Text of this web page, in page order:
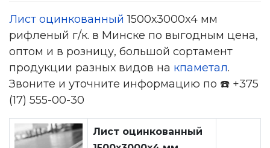
Лист оцинкованный 1500х3000х4 мм
рифленый г/к. в Минске по выгодным цена,
оптом и в розницу, большой сортамент
продукции разных видов на кпаметал.
Звоните и уточните информацию по ☎️ +375
(17) 555-00-30
Лист оцинкованный